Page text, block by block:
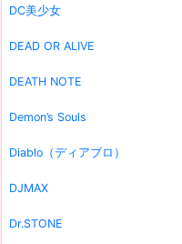
DC美少女
DEAD OR ALIVE
DEATH NOTE
Demon’s Souls
Diablo（ディアブロ）
DJMAX
Dr.STONE